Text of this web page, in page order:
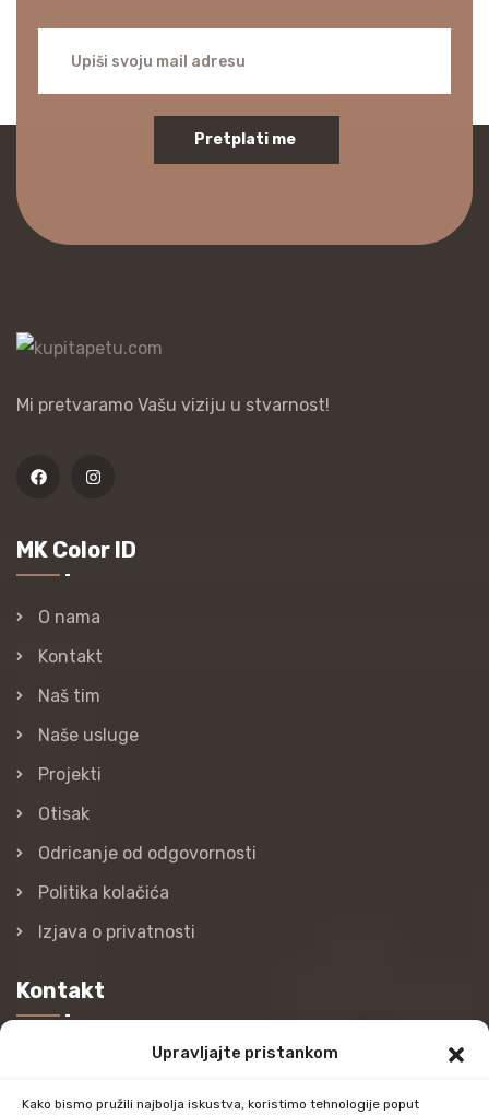
Upravljajte pristankom
Kako bismo pružili najbolja iskustva, koristimo tehnologije poput
Pretplati me
Mi pretvaramo Vašu viziju u stvarnost!
MK Color ID
O nama
Kontakt
Naš tim
Naše usluge
Projekti
Otisak
Odricanje od odgovornosti
Politika kolačića
Izjava o privatnosti
Kontakt
Nazovite nas